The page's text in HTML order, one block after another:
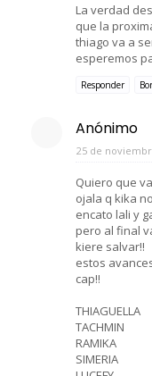
La verdad
que la
thiago va a
esperemos
Responder
Anónimo
25 de
Quiero que
ojala q kika
encato lali y
pero al final
kiere salvar!!
estos
cap!!
THIAGUELLA
TACHMIN
RAMIKA
SIMERIA